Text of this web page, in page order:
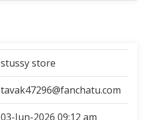
stussy store
tavak47296@fanchatu.com
03-Jun-2026 09:12 am